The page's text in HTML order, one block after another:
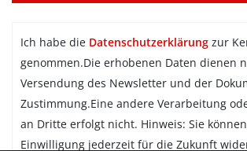
Ich habe die Datenschutzerklärung zur
genommen.Die erhobenen Daten dienen
Versendung des Newsletter und der
Zustimmung.Eine andere Verarbeitung
an Dritte erfolgt nicht. Hinweis: Sie
Einwilligung jederzeit für die Zukunft